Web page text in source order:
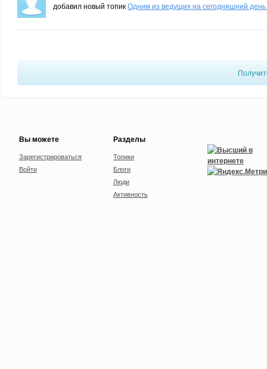
добавил новый топикОдним из ведущих на сегодняшний
Вы можете
Зарегистрироваться
Войти
Разделы
Топики
Блоги
Люди
Активность